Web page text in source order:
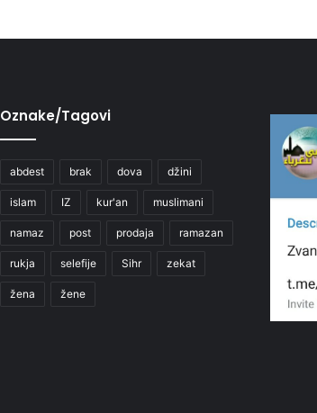
Oznake/Tagovi
abdest brak dova džini
islam IZ kur'an muslimani
namaz post prodaja ramazan
rukja selefije Sihr zekat
žena žene